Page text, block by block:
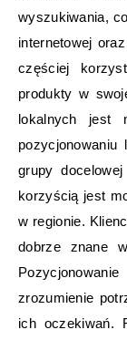
wyszukiwania,
internetowej
częściej
produkty w
lokalnych jest
grupy
korzyścią jest
w regionie.
dobrze znane
zrozumienie
ich oczekiwań.